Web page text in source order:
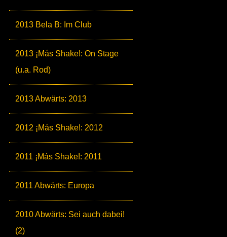
2013 Bela B: Im Club
2013 ¡Más Shake!: On Stage
(u.a. Rod)
2013 Abwärts: 2013
2012 ¡Más Shake!: 2012
2011 ¡Más Shake!: 2011
2011 Abwärts: Europa
2010 Abwärts: Sei auch dabei!
(2)